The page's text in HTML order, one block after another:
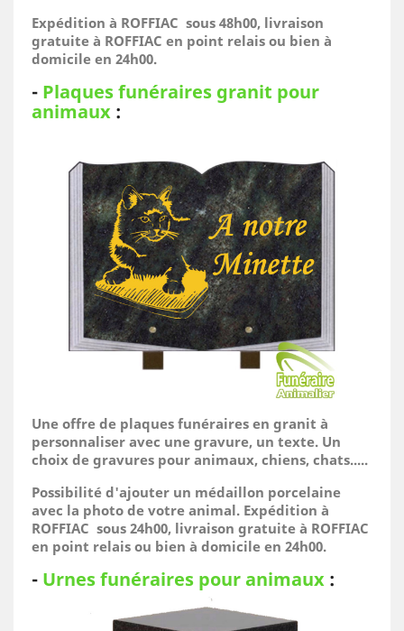
Expédition à ROFFIAC sous 48h00, livraison
gratuite à ROFFIAC en point relais ou bien à
domicile en 24h00.
- Plaques funéraires granit pour
animaux :
Une offre de plaques funéraires en granit à
personnaliser avec une gravure, un texte. Un
choix de gravures pour animaux, chiens, chats.....
Possibilité d'ajouter un médaillon porcelaine
avec la photo de votre animal. Expédition à
ROFFIAC sous 24h00, livraison gratuite à ROFFIAC
en point relais ou bien à domicile en 24h00.
- Urnes funéraires pour animaux :